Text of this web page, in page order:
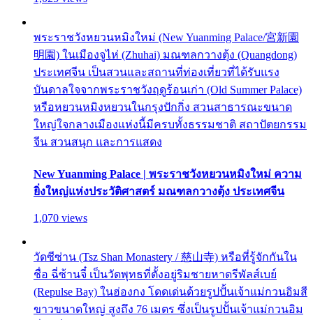
พระราชวังหยวนหมิงใหม่ (New Yuanming Palace/宮新園
明園) ในเมืองจูไห่ (Zhuhai) มณฑลกวางตุ้ง (Quangdong)
ประเทศจีน เป็นสวนและสถานที่ท่องเที่ยวที่ได้รับแรง
บันดาลใจจากพระราชวังฤดูร้อนเก่า (Old Summer Palace)
หรือหยวนหมิงหยวนในกรุงปักกิ่ง สวนสาธารณะขนาด
ใหญ่ใจกลางเมืองแห่งนี้มีครบทั้งธรรมชาติ สถาปัตยกรรม
จีน สวนสนุก และการแสดง
New Yuanming Palace | พระราชวังหยวนหมิงใหม่ ความ
ยิ่งใหญ่แห่งประวัติศาสตร์ มณฑลกวางตุ้ง ประเทศจีน
1,070 views
วัดซีซ่าน (Tsz Shan Monastery / 慈山寺) หรือที่รู้จักกันใน
ชื่อ ฉี่ซ้านจี๋ เป็นวัดพุทธที่ตั้งอยู่ริมชายหาดรีพัลส์เบย์
(Repulse Bay) ในฮ่องกง โดดเด่นด้วยรูปปั้นเจ้าแม่กวนอิมสี
ขาวขนาดใหญ่ สูงถึง 76 เมตร ซึ่งเป็นรูปปั้นเจ้าแม่กวนอิม